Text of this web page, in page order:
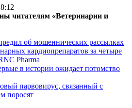
читателям «Ветеринарии и
об мошеннических рассылках
кардиопрепаратов за четыре
Pharma
в истории ожидает потомство
парвовирус, связанный с
поросят